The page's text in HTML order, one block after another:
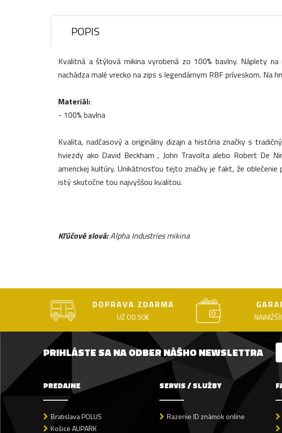
POPIS
Kvalitná a štýlová mikina vyrobená zo 100% bavlny. Náplety
nachádza malé vrecko na zips s legendárnym RBF príveskom. Na
Materiál:
- 100% bavlna
Kvalita, nadčasový a originálny dizajn a história značky s
hviezdy ako David Beckham , John Travolta alebo Robert De
americkej kultúry. Unikátnosťou tejto značky je fakt, že
istý skutočne tou najvyššou kvalitou.
Kľúčové slová:Alpha Industries mikina
DOPRAVA ZDARMA
UŽ OD 50€
PRIHLÁSTE SA NA ODBER NÁŠHO NEWSLETTRA
PREDAJNE
Bratislava POLUS
Košice AUPARK
SERVIS / SLUŽBY
Razenie ID známok online